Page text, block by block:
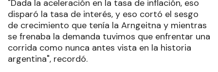
"Dada la aceleración en la tasa de inflación, eso
disparó la tasa de interés, y eso cortó el sesgo
de crecimiento que tenía la Arngeitna y mientras
se frenaba la demanda tuvimos que enfrentar una
corrida como nunca antes vista en la historia
argentina", recordó.